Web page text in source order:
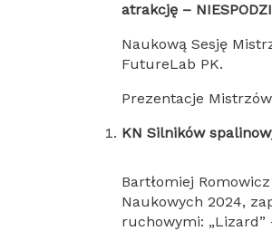
atrakcję –
Naukową Sesję
FutureLab PK.
Prezentacje
KN Silników
Bartłomiej
Naukowych 2024,
ruchowymi: